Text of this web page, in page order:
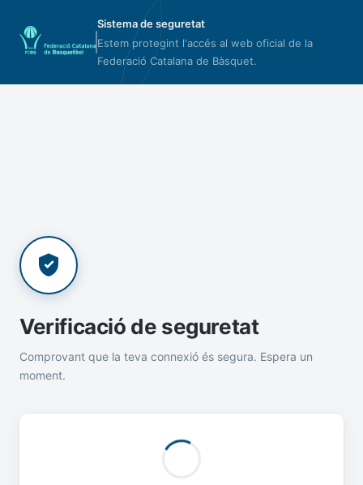
Sistema de seguretat
Estem protegint l'accés al web oficial de la
Federació Catalana de Bàsquet.
Verificació de seguretat
Comprovant que la teva connexió és segura. Espera un
moment.